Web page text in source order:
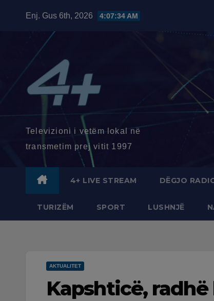
Enj. Gus 6th, 2026 4:07:35 AM
Televizioni i vetëm lokal në
transmetim prej vitit 1997
4+ LIVE STREAM DËGJO
TURIZËM SPORT LUSHNJË
AKTUALITET
Kapshticë,